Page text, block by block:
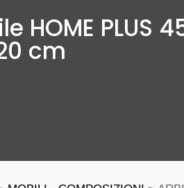
HOME PLUS
cm